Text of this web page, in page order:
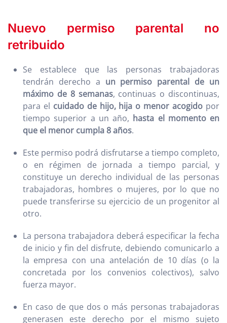
Nuevo permiso parental no
retribuido
Se establece que las personas trabajadoras
tendrán derecho a un permiso parental de un
máximo de 8 semanas, continuas o discontinuas,
para el cuidado de hijo, hija o menor acogido por
tiempo superior a un año, hasta el momento en
que el menor cumpla 8 años.
Este permiso podrá disfrutarse a tiempo completo,
o en régimen de jornada a tiempo parcial, y
constituye un derecho individual de las personas
trabajadoras, hombres o mujeres, por lo que no
puede transferirse su ejercicio de un progenitor al
otro.
La persona trabajadora deberá especificar la fecha
de inicio y fin del disfrute, debiendo comunicarlo a
la empresa con una antelación de 10 días (o la
concretada por los convenios colectivos), salvo
fuerza mayor.
En caso de que dos o más personas trabajadoras
generasen este derecho por el mismo sujeto